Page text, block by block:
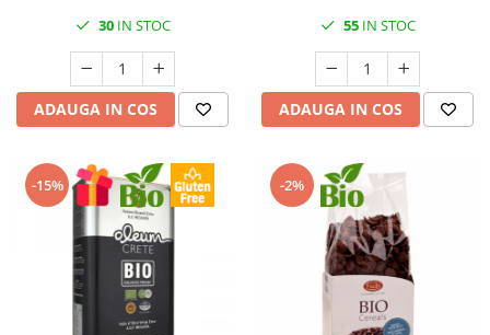
30IN STOC
ADAUGA IN COS
55IN STOC
ADAUGA IN COS
-15% -2%